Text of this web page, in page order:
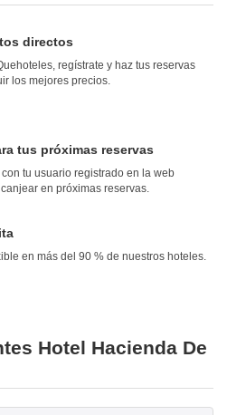
directos
regístrate y haz tus reservas
los mejores precios.
tus próximas reservas
tu usuario registrado en la web
en próximas reservas.
en más del 90 % de nuestros hoteles.
Hotel Hacienda De